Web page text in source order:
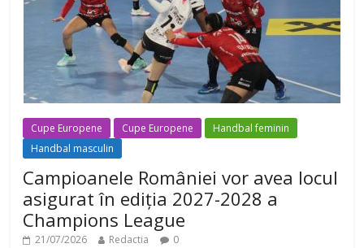
Cupe Europene Cupe Europene
Handbal feminin
Handbal masculin
Campioanele României vor avea locul
asigurat în ediția 2027-2028 a
Champions League
21/07/2026 Redactia 0